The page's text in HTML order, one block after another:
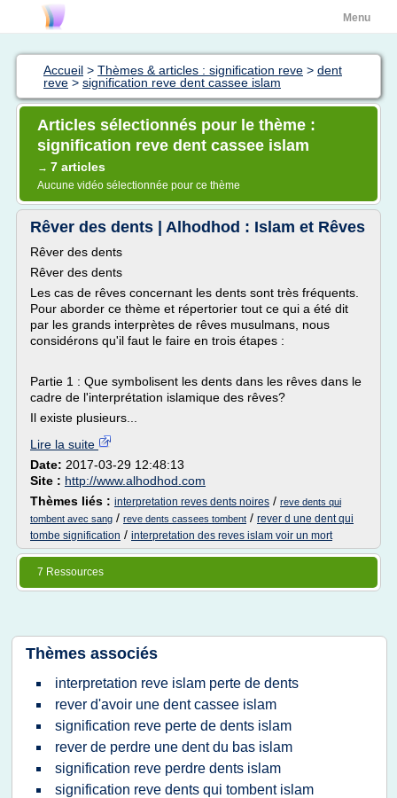
Menu
Accueil > Thèmes & articles : signification reve > dent
reve > signification reve dent cassee islam
Articles sélectionnés pour le thème :
signification reve dent cassee islam
→ 7 articles
Aucune vidéo sélectionnée pour ce thème
Rêver des dents | Alhodhod : Islam et Rêves
Rêver des dents
Rêver des dents
Les cas de rêves concernant les dents sont très fréquents.
Pour aborder ce thème et répertorier tout ce qui a été dit
par les grands interprètes de rêves musulmans, nous
considérons qu'il faut le faire en trois étapes :
Partie 1 : Que symbolisent les dents dans les rêves dans le
cadre de l'interprétation islamique des rêves?
Il existe plusieurs...
Lire la suite
Date: 2017-03-29 12:48:13
Site : http://www.alhodhod.com
Thèmes liés : interpretation reves dents noires / reve dents qui
tombent avec sang / reve dents cassees tombent / rever d une dent qui
tombe signification / interpretation des reves islam voir un mort
7 Ressources
Thèmes associés
interpretation reve islam perte de dents
rever d'avoir une dent cassee islam
signification reve perte de dents islam
rever de perdre une dent du bas islam
signification reve perdre dents islam
signification reve dents qui tombent islam